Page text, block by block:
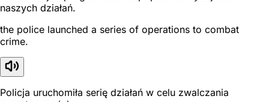
naszych działań.
the police launched a series of operations to combat
crime.
Policja uruchomiła serię działań w celu zwalczania